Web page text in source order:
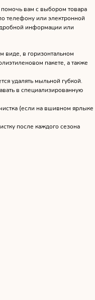
вам с выбором товара
телефону или электронной
информации или
виде, в горизонтальном
пакете, а также
удалять мыльной губкой.
в специализированную
(если на вшивном ярлыке
после каждого сезона